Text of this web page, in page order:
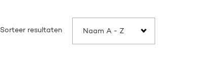
Sorteer resultaten